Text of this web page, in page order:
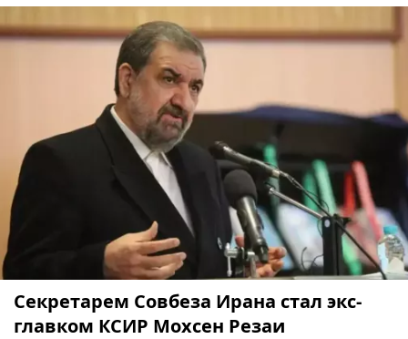
Секретарем Совбеза Ирана стал экс-
главком КСИР Мохсен Резаи